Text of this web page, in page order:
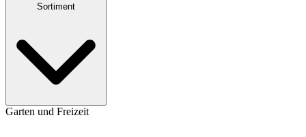
Sortiment
Garten und Freizeit